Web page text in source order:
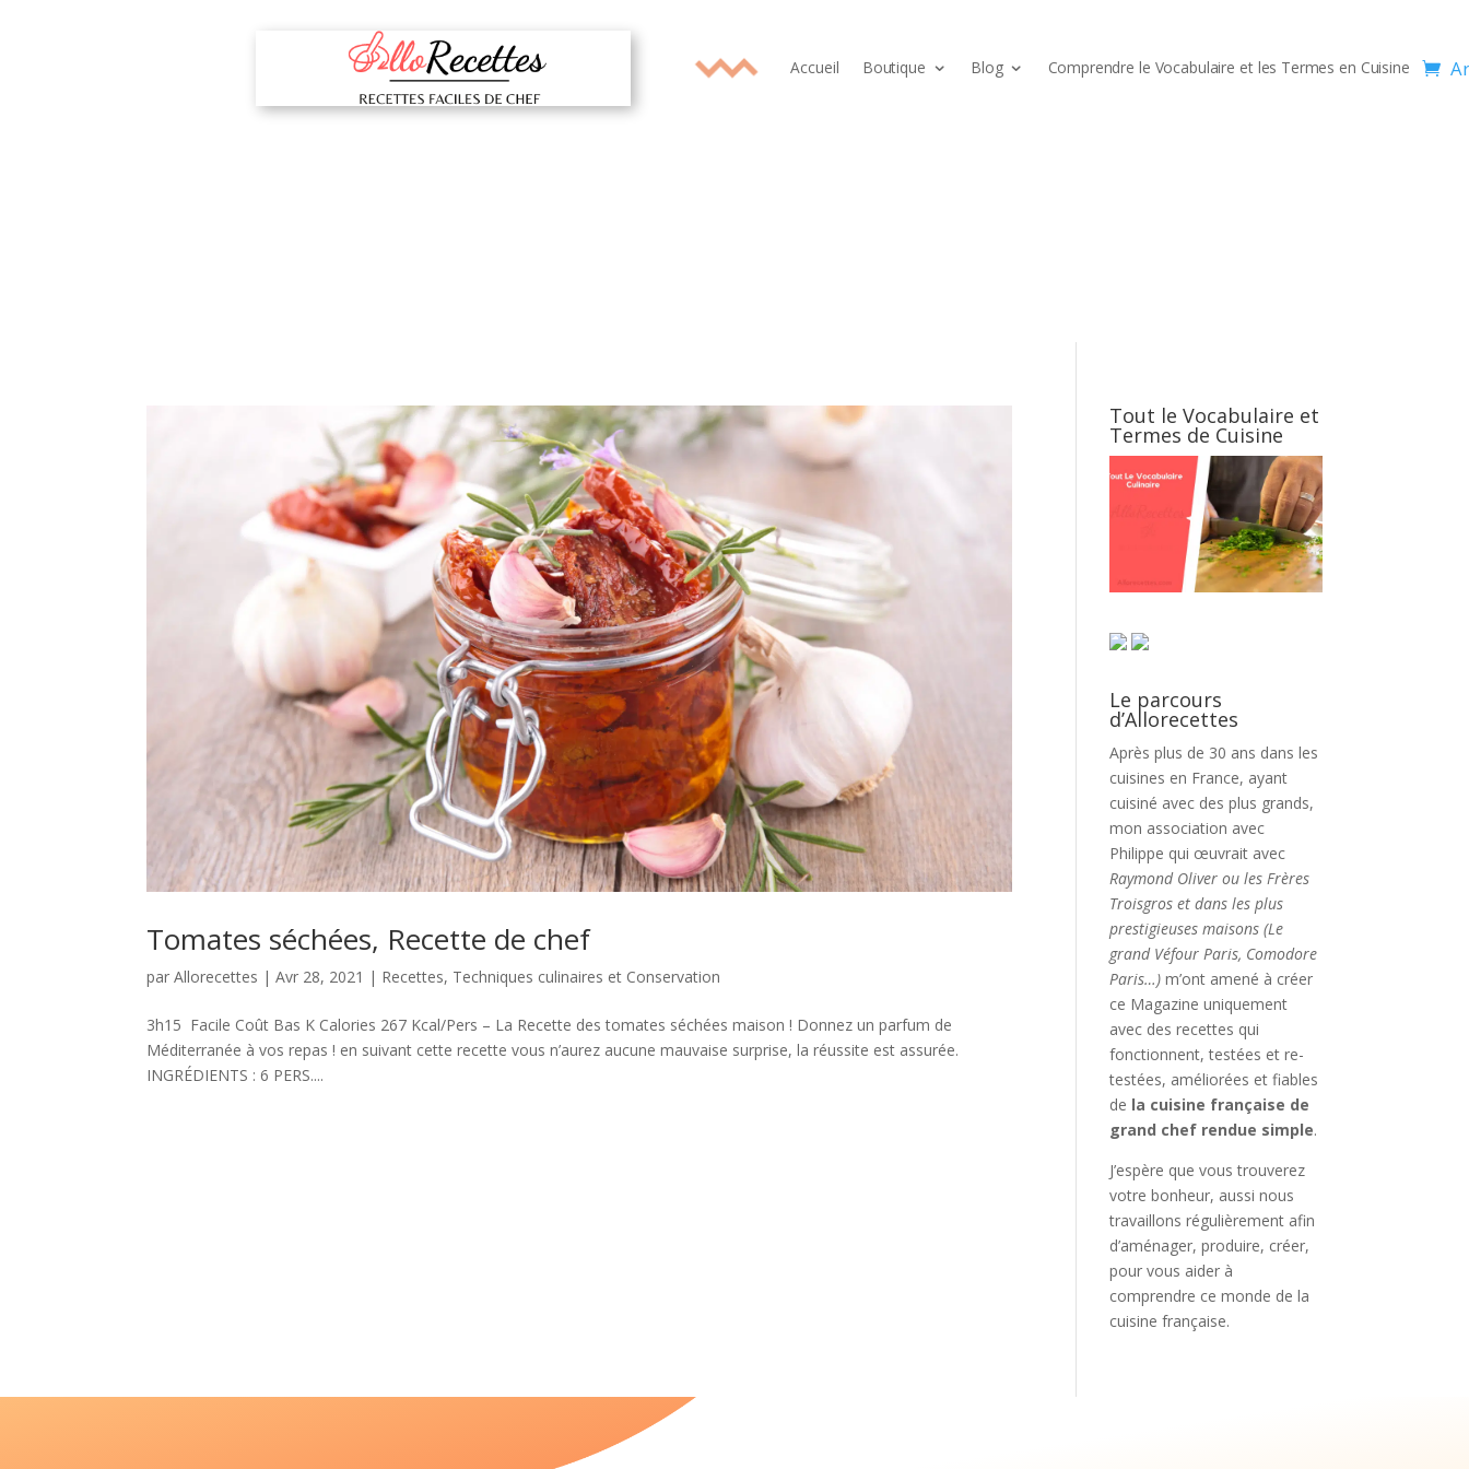
Accueil Boutique Blog Comprendre le Vocabulaire et les Termes en Cuisine
Tomates séchées, Recette de chef
parAllorecettes |Avr 28, 2021 | Recettes, Techniques culinaires et Conservation
3h15 Facile Coût Bas K Calories 267 Kcal/Pers – La Recette des tomates séchées maison ! Donnez un parfum de
Méditerranée à vos repas ! en suivant cette recette vous n’aurez aucune mauvaise surprise, la réussite est assurée.
INGRÉDIENTS : 6 PERS....
Tout le Vocabulaire et
Termes de Cuisine
Le parcours
d’Allorecettes
Après plus de 30 ans dans les
cuisines en France, ayant
cuisiné avec des plus grands,
mon association avec
Philippe qui œuvrait avec
Raymond Oliver ou les Frères
Troisgros et dans les plus
prestigieuses maisons (Le
grand Véfour Paris, Comodore
Paris…) m’ont amené à créer
ce Magazine uniquement
avec des recettes qui
fonctionnent, testées et re-
testées, améliorées et fiables
de la cuisine française de
grand chef rendue simple.
J’espère que vous trouverez
votre bonheur, aussi nous
travaillons régulièrement afin
d’aménager, produire, créer,
pour vous aider à
comprendre ce monde de la
cuisine française.